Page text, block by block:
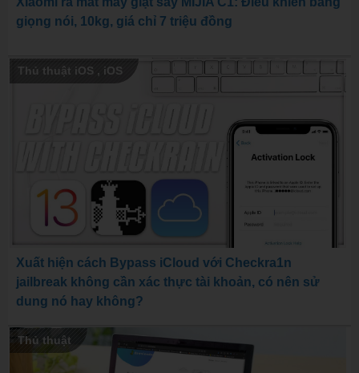
giọng nói, 10kg, giá chỉ 7 triệu đồng
Thủ thuật iOS , iOS
Xuất hiện cách Bypass iCloud với Checkra1n
jailbreak không cần xác thực tài khoản, có nên sử
dung nó hay không?
Thủ thuật